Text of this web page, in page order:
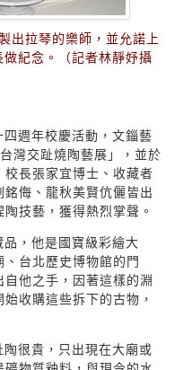
出拉琴的樂師，並允諾上
紀念。（記者林靜妤攝
四週年校慶活動，文錙藝
灣交趾燒陶藝展」，並於
校長張家宜博士、收藏者
侮、龍秋美賢伉儷皆出
技藝，獲得熱烈掌聲。
，他是國寶級彩繪大
台北歷史博物館的門
他之手，因著這樣的淵
收購這些拆下的古物，
很貴，只出現在大廟或